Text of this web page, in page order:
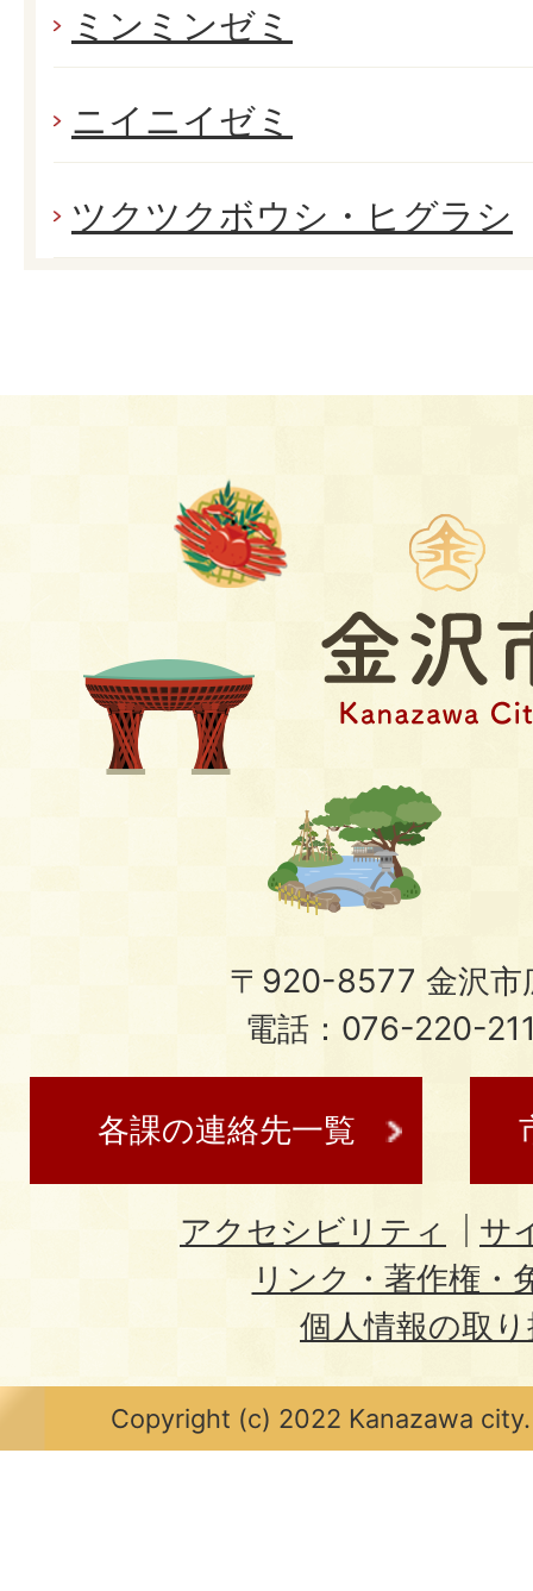
ミンミンゼミ
ニイニイゼミ
ツクツクボウシ・ヒグラシ
〒920-8577 金沢市
電話：076-220-
各課の連絡先一覧
アクセシビリティ
サ
リンク・著作権・
個人情報の取
Copyright (c) 2022 Kanazawa